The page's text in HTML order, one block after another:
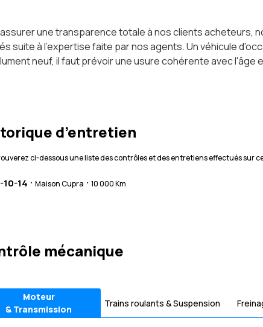
une transparence totale à nos clients acheteurs,
suite à l'expertise faite par nos agents. Un véhicule
neuf, il faut prévoir une usure cohérente avec l'âge
d’entretien
ci-dessous une liste des contrôles et des entretiens effectués sur
14 · Maison Cupra · 10 000 Km
mécanique
Moteur
& Transmission
Trains roulants & Suspension